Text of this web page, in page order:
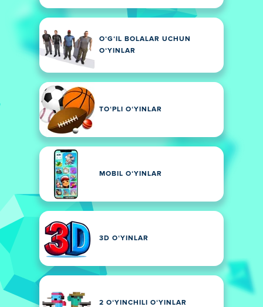
OʻGʻIL BOLALAR UCHUN
OʻYINLAR
TOʻPLI OʻYINLAR
MOBIL OʻYINLAR
3D OʻYINLAR
2 OʻYINCHILI OʻYINLAR